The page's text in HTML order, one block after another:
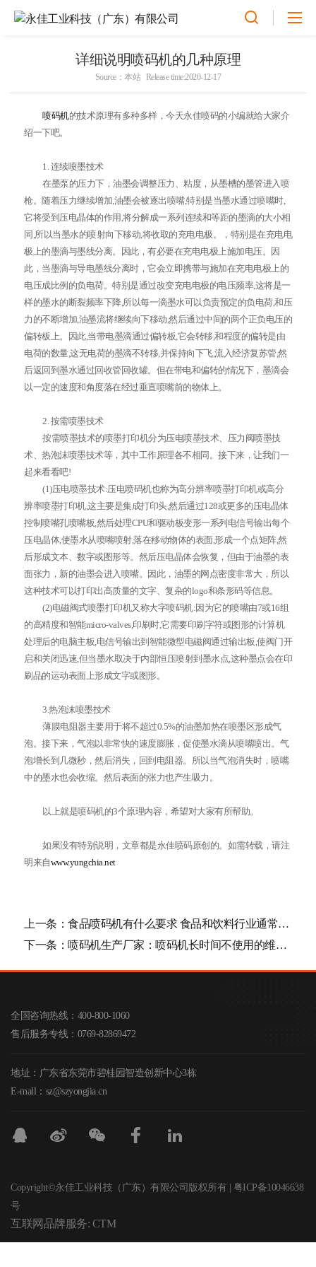
详细说明喷码机的几种原理
Source：本站 Release time:2020-12-17
喷码机的技术原理有多种多样，今天永佳喷码的小编就给大家介
绍一下吧。
1. 连续喷墨技术
在墨泵的压力下，油墨会调整压力、粘度，从墨槽的墨管进入喷
枪。随着压力继续增加,油墨会被逐出喷嘴,特别是当墨水通过喷嘴时,
它将受到压电晶体的作用,将分解成一系列连续和等距的墨滴的大小相
同,所以当墨水的喷射向下移动,将收取的充电电极。，特别是在充电电
极上的墨滴与墨线分离。因此，有必要在充电电极上施加电压。因
此，当墨滴与导电墨线分离时，它会立即携带与施加在充电电极上的
电压成比例的负电荷。特别是通过改变充电电极的电压频率,这将是一
样的墨水的断裂频率下降,所以每一滴墨水可以负责预定的负电荷,和压
力的不断增加,油墨流将继续向下移动,然后通过中间的两个正负电压的
偏转板上。因此,当带电墨滴通过偏转板,它会转移,和程度的偏转是由
电荷的数量,这无电荷的墨滴不转移,并保持向下飞,流入经济复苏管,然
后返回到墨水通过回收管回收罐。但在带电和偏转的情况下，墨滴会
以一定的速度和角度落在经过垂直喷嘴前的物体上。
2. 按需喷墨技术
按需喷墨技术的喷墨打印机分为压电喷墨技术、压力阀喷墨技
术、热泡沫喷墨技术等，其中工作原理各不相同。接下来，让我们一
起来看看吧!
(1)压电喷墨技术:压电喷码机也称为高分辨率喷墨打印机或高分
辨率喷墨打印机,这主要是集成打印头,然后通过128或更多的压电晶体
控制喷嘴孔喷嘴板,然后处理CPU和驱动板变形一系列电信号输出每个
压电晶体,使墨水从喷嘴喷射,落在移动物体的表面,形成一个点矩阵,然
后形成文本、数字或图形等。然后压电晶体会恢复，但由于油墨的表
面张力，新的油墨会进入喷嘴。因此，油墨的网点密度非常大，所以
这种技术可以打印出高质量的文字、复杂的logo和条形码等信息。
(2)电磁阀式喷墨打印机又称大字喷码机:因为它的喷嘴由7或16组
的高精度和智能micro-valves,印刷时,它需要印刷字符或图形的计算机
处理后的电脑主板,电信号输出到智能微型电磁阀通过输出板,使阀门开
启和关闭迅速,但当墨水取决于内部恒压喷射到墨水点,这种墨点会在印
刷品的运动表面上形成文字或图形。
3.热泡沫喷墨技术
薄膜电阻器主要用于将不超过0.5%的油墨加热在喷墨区形成气
泡。接下来，气泡以非常快的速度膨胀，促使墨水滴从喷嘴喷出。气
泡增长到几微秒，然后消失，回到电阻器。所以当气泡消失时，喷嘴
中的墨水也会收缩。然后表面的张力也产生吸力。
以上就是喷码机的3个原理内容，希望对大家有所帮助。
如果没有特别说明，文章都是永佳喷码原创的。如需转载，请注
明来自www.yungchia.net
上一条： 食品喷码机有什么要求 食品和饮料行业通常用什么喷...
下一条： 喷码机生产厂家：喷码机长时间不使用的维护注意事...
全国咨询热线：400-800-1060
售后服务专线：0769-82869472
地址：广东省东莞市碧桂园智造创新中心3栋
E-mall：sz@szyongjia.cn
Copyright©永佳工业科技（广东）有限公司版权所有 | 粤ICP备10046638
号
互联网品牌服务: CTM